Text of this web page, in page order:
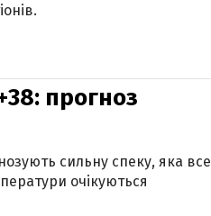
прогноз
сильну спеку, яка все
очікуються